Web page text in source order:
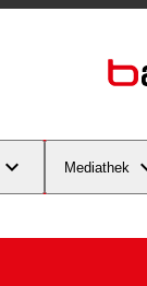
Mediathek